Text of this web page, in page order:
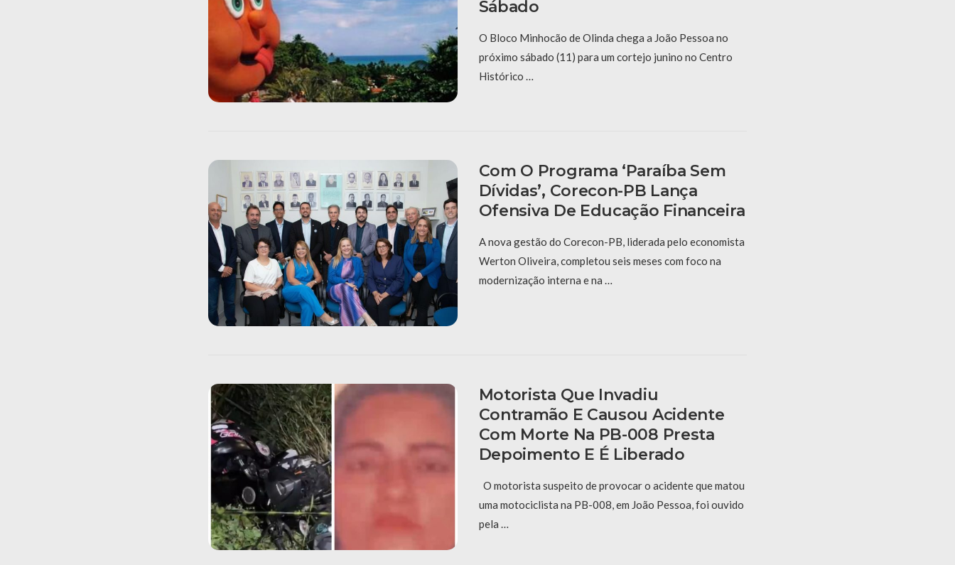
Sábado
O Bloco Minhocão de Olinda chega a João Pessoa no
próximo sábado (11) para um cortejo junino no Centro
Histórico …
Com O Programa ‘Paraíba Sem
Dívidas’, Corecon-PB Lança
Ofensiva De Educação Financeira
A nova gestão do Corecon-PB, liderada pelo economista
Werton Oliveira, completou seis meses com foco na
modernização interna e na …
Motorista Que Invadiu
Contramão E Causou Acidente
Com Morte Na PB-008 Presta
Depoimento E É Liberado
O motorista suspeito de provocar o acidente que matou
uma motociclista na PB-008, em João Pessoa, foi ouvido
pela …